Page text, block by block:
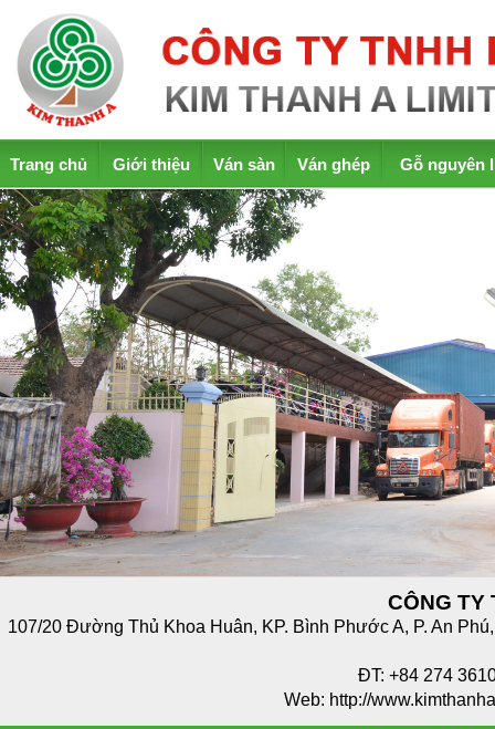
Trang chủ Giới thiệu Ván sàn Ván ghép Gỗ nguyên
CÔNG TY
107/20 Đường Thủ Khoa Huân, KP. Bình Phước A, P. An
ĐT: +84 274
Web: http://